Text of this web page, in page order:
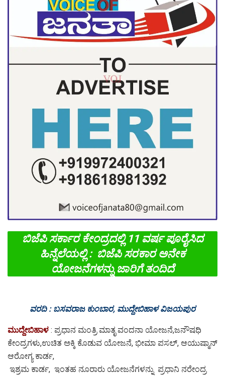
ಬಿಜೆಪಿ ಸರ್ಕಾರ ಕೇಂದ್ರದಲ್ಲಿ 11 ವರ್ಷ ಪೂರೈಸಿದ
ಹಿನ್ನೆಲೆಯಲ್ಲಿ : ಬಿಜೆಪಿ ಸರಕಾರ ಅನೇಕ
ಯೋಜನೆಗಳನ್ನು ಜಾರಿಗೆ ತಂದಿದೆ
ವರದಿ : ಬಸವರಾಜ ಕುಂಬಾರ, ಮುದ್ದೇಬಿಹಾಳ ವಿಜಯಪುರ
ಮುದ್ದೇಬಿಹಾಳ : ಪ್ರಧಾನ ಮಂತ್ರಿ ಮಾತೃ ವಂದನಾ ಯೋಜನೆ,ಜನೌಷಧಿ
ಕೇಂದ್ರಗಳು,ಉಚಿತ ಅಕ್ಕಿ ಕೊಡುವ ಯೋಜನೆ, ಭೀಮಾ ಪಸಲ್, ಆಯುಷ್ಮಾನ್
ಆರೋಗ್ಯ ಕಾರ್ಡ,
ಇಶ್ರಮ ಕಾರ್ಡ, ಇಂತಹ ನೂರಾರು ಯೋಜನೆಗಳನ್ನು ಪ್ರಧಾನಿ ನರೇಂದ್ರ